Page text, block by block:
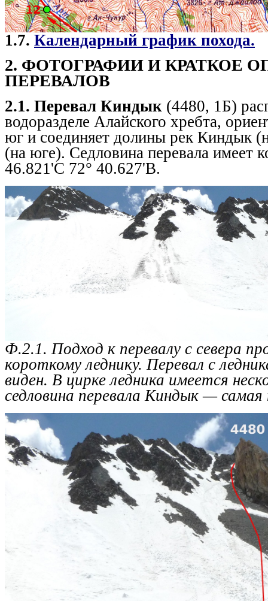
1.7. Календарный график похода.
2. ФОТОГРАФИИ И КРАТКОЕ
ПЕРЕВАЛОВ
2.1. Перевал Киндык (4480, 1Б)
водоразделе Алайского хребта,
юг и соединяет долины рек Киндык
(на юге). Седловина перевала имеет
46.821'С 72° 40.627'В.
Ф.2.1. Подход к перевалу с севера
короткому леднику. Перевал с
виден. В цирке ледника имеется
седловина перевала Киндык — самая